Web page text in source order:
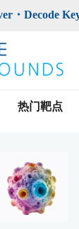
・Decode
热门靶点